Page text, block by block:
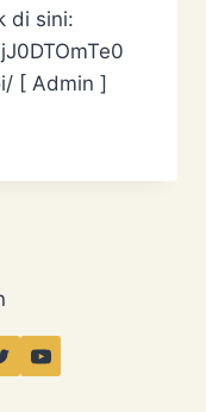
di sini:
[ Admin ]